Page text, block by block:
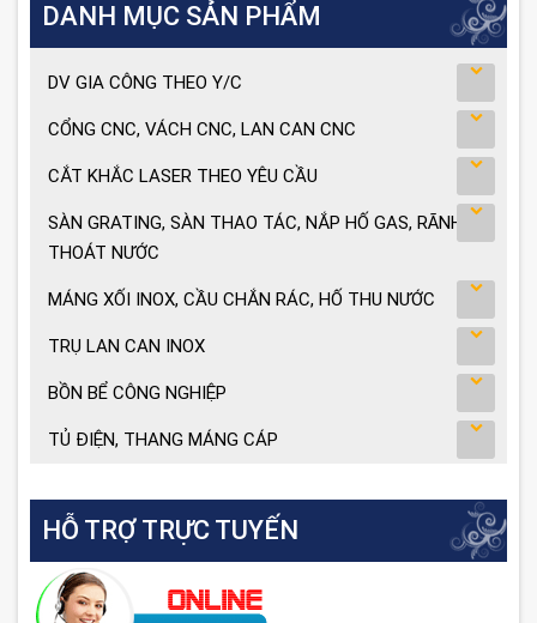
DANH MỤC SẢN PHẨM
DV GIA CÔNG THEO Y/C
CỔNG CNC, VÁCH CNC, LAN CAN CNC
CẮT KHẮC LASER THEO YÊU CẦU
SÀN GRATING, SÀN THAO TÁC, NẮP HỐ GAS, RÃNH
THOÁT NƯỚC
MÁNG XỐI INOX, CẦU CHẮN RÁC, HỐ THU NƯỚC
TRỤ LAN CAN INOX
BỒN BỂ CÔNG NGHIỆP
TỦ ĐIỆN, THANG MÁNG CÁP
HỖ TRỢ TRỰC TUYẾN